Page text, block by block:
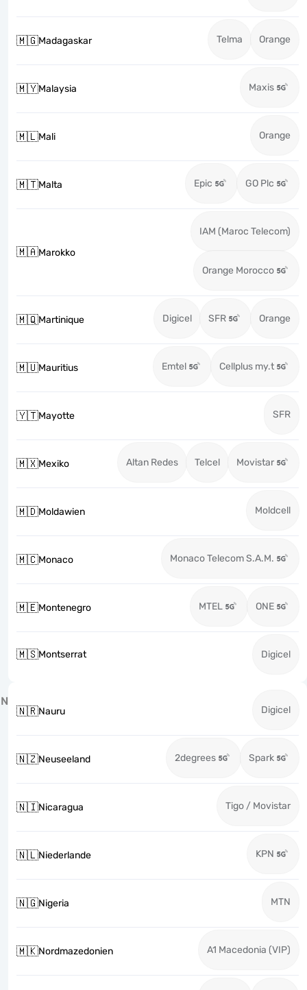
🇲🇬Madagaskar Telma Orange
🇲🇾Malaysia Maxis
🇲🇱Mali Orange
🇲🇹Malta Epic GO Plc
🇲🇦Marokko
IAM (Maroc Telecom)
Orange Morocco
🇲🇶Martinique Digicel SFR Orange
🇲🇺Mauritius Emtel Cellplus my.t
🇾🇹Mayotte SFR
🇲🇽Mexiko Altan Redes Telcel Movistar
🇲🇩Moldawien Moldcell
🇲🇨Monaco Monaco Telecom S.A.M.
🇲🇪Montenegro MTEL ONE
🇲🇸Montserrat Digicel
N
🇳🇷Nauru Digicel
🇳🇿Neuseeland 2degrees Spark
🇳🇮Nicaragua Tigo / Movistar
🇳🇱Niederlande KPN
🇳🇬Nigeria MTN
🇲🇰Nordmazedonien A1 Macedonia (VIP)